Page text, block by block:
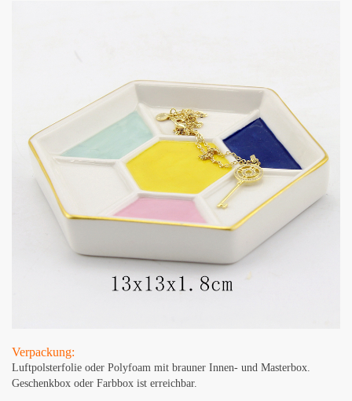
Verpackung:
Luftpolsterfolie oder Polyfoam mit brauner Innen- und Masterbox.
Geschenkbox oder Farbbox ist erreichbar.